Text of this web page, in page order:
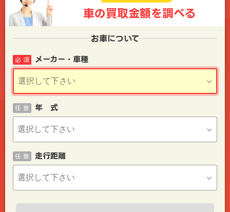
車の買取金額を調べる
お車について
メーカー・車種
必 須
年 式
任 意
走行距離
任 意